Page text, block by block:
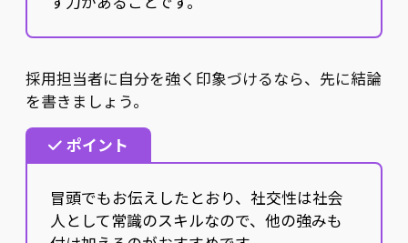
採用担当者に自分を強く印象づけるなら、先に結論
を書きましょう。
ポイント
冒頭でもお伝えしたとおり、社交性は社会
人として常識のスキルなので、他の強みも